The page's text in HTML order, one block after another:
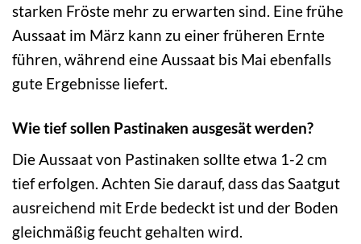
starken Fröste mehr zu erwarten sind. Eine frühe
Aussaat im März kann zu einer früheren Ernte
führen, während eine Aussaat bis Mai ebenfalls
gute Ergebnisse liefert.
Wie tief sollen Pastinaken ausgesät werden?
Die Aussaat von Pastinaken sollte etwa 1-2 cm
tief erfolgen. Achten Sie darauf, dass das Saatgut
ausreichend mit Erde bedeckt ist und der Boden
gleichmäßig feucht gehalten wird.